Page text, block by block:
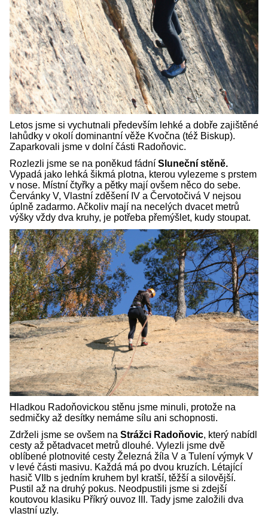
Letos jsme si vychutnali především lehké a dobře zajištěné
lahůdky v okolí dominantní věže Kvočna (též Biskup).
Zaparkovali jsme v dolní části Radoňovic.
Rozlezli jsme se na poněkud fádní Sluneční stěně.
Vypadá jako lehká šikmá plotna, kterou vylezeme s prstem
v nose. Místní čtyřky a pětky mají ovšem něco do sebe.
Červánky V, Vlastní zděšení IV a Červotočivá V nejsou
úplně zadarmo. Ačkoliv mají na necelých dvacet metrů
výšky vždy dva kruhy, je potřeba přemýšlet, kudy stoupat.
Hladkou Radoňovickou stěnu jsme minuli, protože na
sedmičky až desítky nemáme sílu ani schopnosti.
Zdrželi jsme se ovšem na Strážci Radoňovic, který nabídl
cesty až pětadvacet metrů dlouhé. Vylezli jsme dvě
oblíbené plotnovité cesty Železná žíla V a Tulení výmyk V
v levé části masivu. Každá má po dvou kruzích. Létající
hasič VIIb s jedním kruhem byl kratší, těžší a silovější.
Pustil až na druhý pokus. Neodpustili jsme si zdejší
koutovou klasiku Příkrý ouvoz III. Tady jsme založili dva
vlastní uzly.